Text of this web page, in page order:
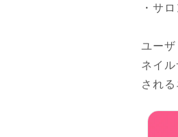
・サ
ユー
ネイ
され